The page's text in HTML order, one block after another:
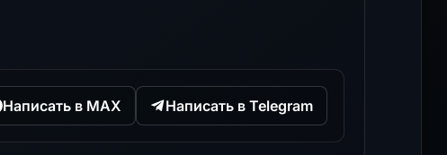
Написать в MAX Написать в Telegram